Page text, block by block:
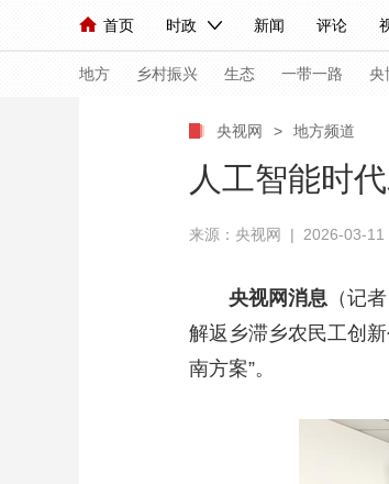
首页 时政 新闻 评论
人民领袖习近平 联播+ 中国领导人
直播 栏目大全 节目单 听音
海外频道 iPanda English Монгол
地方 乡村振兴 生态 一带一路 央
联播+ 热解读
小央视频 小央直播 直
前线 比划
2026年世
央视网 > 地方频道
人工智能时
来源：央视网 | 2026-03-11
央视网消息 （记
解返乡滞乡农民工创
南方案”。